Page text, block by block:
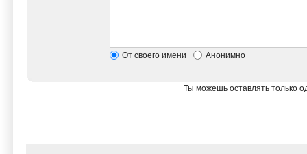
От своего имени Анонимно
Ты можешь оставлять только